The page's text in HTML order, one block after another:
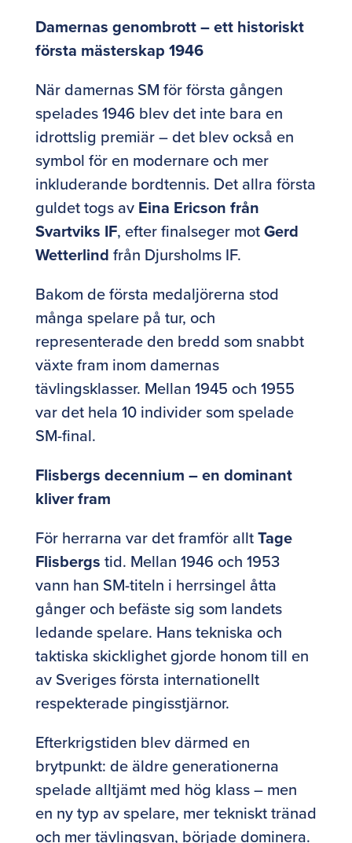
Damernas genombrott – ett historiskt
första mästerskap 1946
När damernas SM för första gången
spelades 1946 blev det inte bara en
idrottslig premiär – det blev också en
symbol för en modernare och mer
inkluderande bordtennis. Det allra första
guldet togs av Eina Ericson från
Svartviks IF, efter finalseger motGerd
Wetterlind från Djursholms IF.
Bakom de första medaljörerna stod
många spelare på tur, och
representerade den bredd som snabbt
växte fram inom damernas
tävlingsklasser. Mellan 1945 och 1955
var det hela 10 individer som spelade
SM-final.
Flisbergs decennium – en dominant
kliver fram
För herrarna var det framför alltTage
Flisbergs tid. Mellan 1946 och 1953
vann han SM-titeln i herrsingel åtta
gånger och befäste sig som landets
ledande spelare. Hans tekniska och
taktiska skicklighet gjorde honom till en
av Sveriges första internationellt
respekterade pingisstjärnor.
Efterkrigstiden blev därmed en
brytpunkt: de äldre generationerna
spelade alltjämt med hög klass – men
en ny typ av spelare, mer tekniskt tränad
och mer tävlingsvan, började dominera.